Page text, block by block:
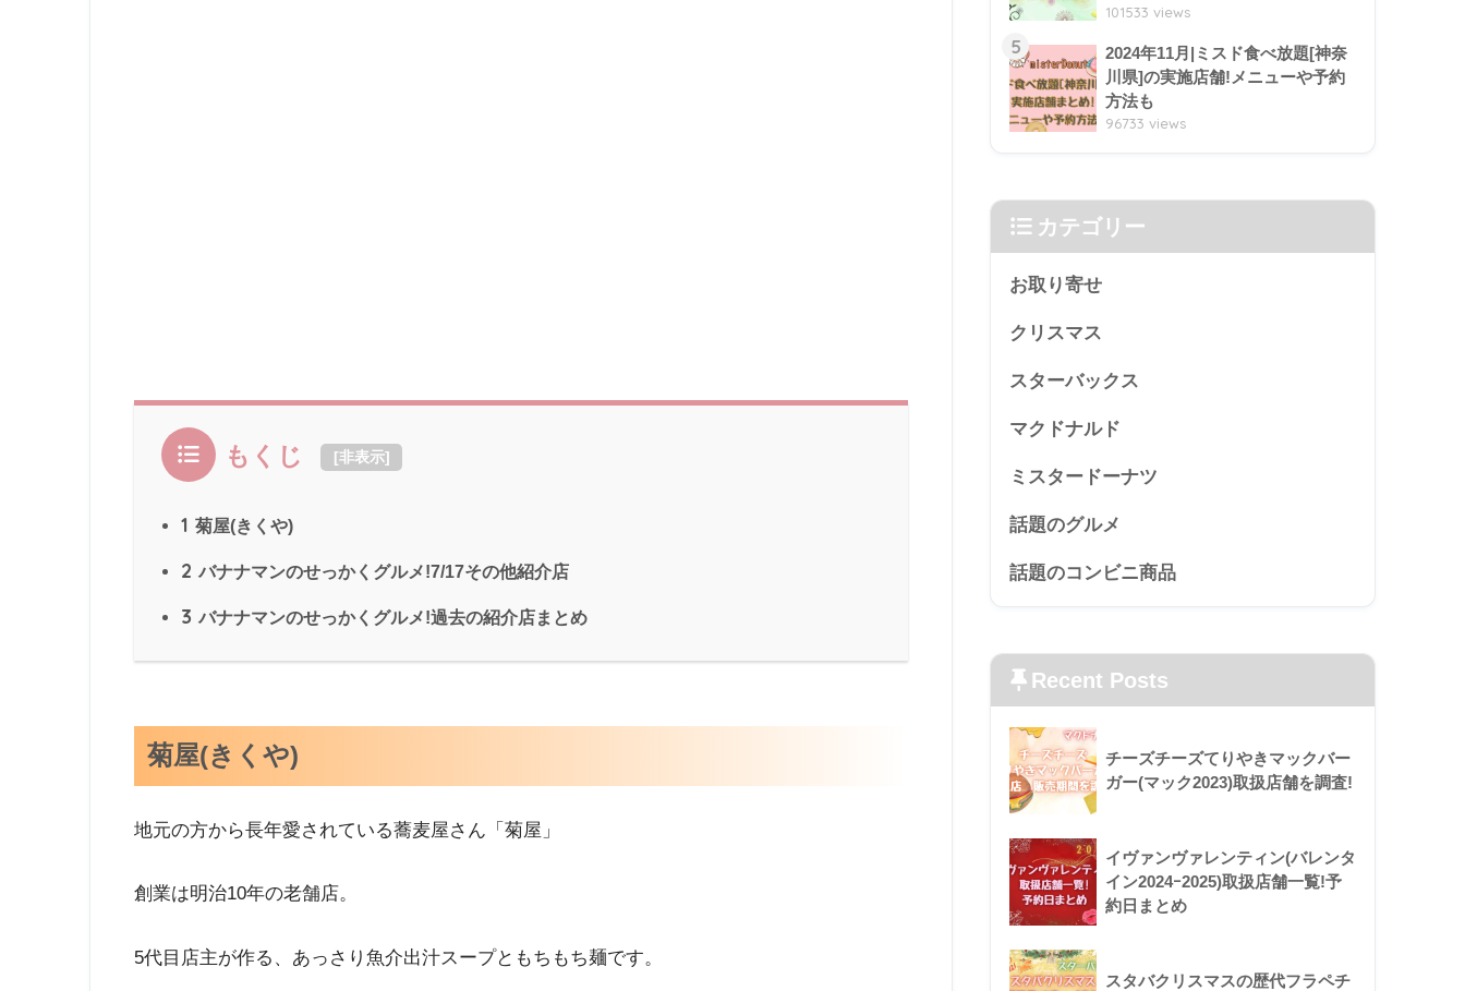
もくじ [非表示]
1 菊屋(きくや)
2 バナナマンのせっかくグルメ!7/17その他紹介店
3 バナナマンのせっかくグルメ!過去の紹介店まとめ
菊屋(きくや)
地元の方から長年愛されている蕎麦屋さん「菊屋」
創業は明治10年の老舗店。
5代目店主が作る、あっさり魚介出汁スープともちもち麺です。
101533 views
5
2024年11月|ミスド食べ放題[神奈
川県]の実施店舗!メニューや予約
方法も
96733 views
カテゴリー
お取り寄せ
クリスマス
スターバックス
マクドナルド
ミスタードーナツ
話題のグルメ
話題のコンビニ商品
Recent Posts
チーズチーズてりやきマックバー
ガー(マック2023)取扱店舗を調査!
イヴァンヴァレンティン(バレンタ
イン2024ｰ2025)取扱店舗一覧!予
約日まとめ
スタバクリスマスの歴代フラペチ